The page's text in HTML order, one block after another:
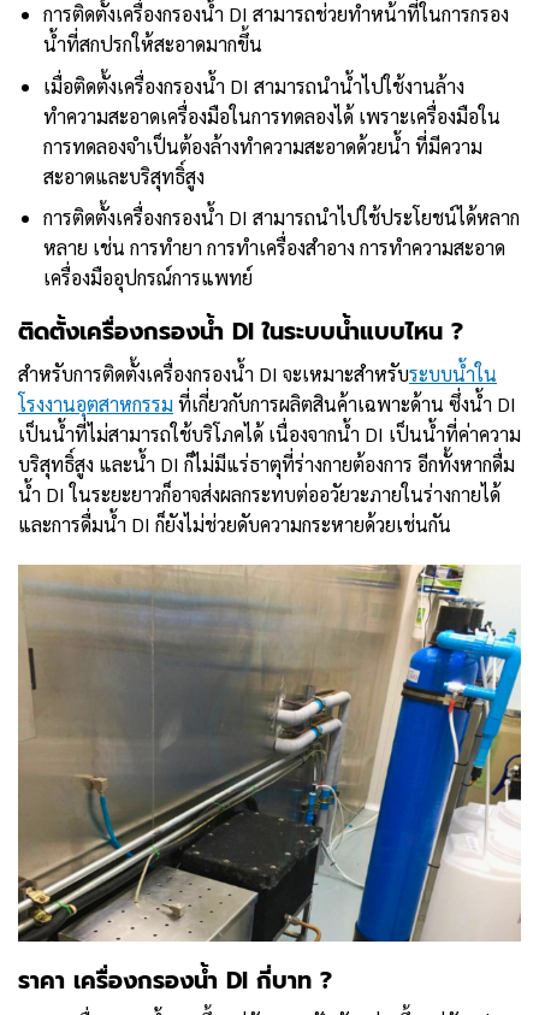
การติดตั้งเครื่องกรองน้ำ DI สามารถช่วยทำหน้าที่ในการกรอง
น้ำที่สกปรกให้สะอาดมากขึ้น
เมื่อติดตั้งเครื่องกรองน้ำ DI สามารถนำน้ำไปใช้งานล้าง
ทำความสะอาดเครื่องมือในการทดลองได้ เพราะเครื่องมือใน
การทดลองจำเป็นต้องล้างทำความสะอาดด้วยน้ำ ที่มีความ
สะอาดและบริสุทธิ์สูง
การติดตั้งเครื่องกรองน้ำ DI สามารถนำไปใช้ประโยชน์ได้หลาก
หลาย เช่น การทำยา การทำเครื่องสำอาง การทำความสะอาด
เครื่องมืออุปกรณ์การแพทย์
ติดตั้งเครื่องกรองน้ำ DI ในระบบน้ำแบบไหน ?
สำหรับการติดตั้งเครื่องกรองน้ำ DI จะเหมาะสำหรับระบบน้ำใน
โรงงานอุตสาหกรรม ที่เกี่ยวกับการผลิตสินค้าเฉพาะด้าน ซึ่งน้ำ DI
เป็นน้ำที่ไม่สามารถใช้บริโภคได้ เนื่องจากน้ำ DI เป็นน้ำที่ค่าความ
บริสุทธิ์สูง และน้ำ DI ก็ไม่มีแร่ธาตุที่ร่างกายต้องการ อีกทั้งหากดื่ม
น้ำ DI ในระยะยาวก็อาจส่งผลกระทบต่ออวัยวะภายในร่างกายได้
และการดื่มน้ำ DI ก็ยังไม่ช่วยดับความกระหายด้วยเช่นกัน
ราคา เครื่องกรองน้ำ DI กี่บาท ?